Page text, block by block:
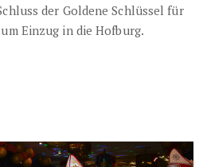
der Goldene Schlüssel für
Einzug in die Hofburg.